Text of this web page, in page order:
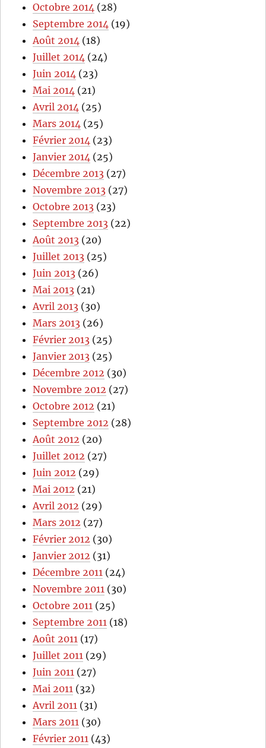
Octobre 2014 (28)
Septembre 2014 (19)
Août 2014 (18)
Juillet 2014 (24)
Juin 2014 (23)
Mai 2014 (21)
Avril 2014 (25)
Mars 2014 (25)
Février 2014 (23)
Janvier 2014 (25)
Décembre 2013 (27)
Novembre 2013 (27)
Octobre 2013 (23)
Septembre 2013 (22)
Août 2013 (20)
Juillet 2013 (25)
Juin 2013 (26)
Mai 2013 (21)
Avril 2013 (30)
Mars 2013 (26)
Février 2013 (25)
Janvier 2013 (25)
Décembre 2012 (30)
Novembre 2012 (27)
Octobre 2012 (21)
Septembre 2012 (28)
Août 2012 (20)
Juillet 2012 (27)
Juin 2012 (29)
Mai 2012 (21)
Avril 2012 (29)
Mars 2012 (27)
Février 2012 (30)
Janvier 2012 (31)
Décembre 2011 (24)
Novembre 2011 (30)
Octobre 2011 (25)
Septembre 2011 (18)
Août 2011 (17)
Juillet 2011 (29)
Juin 2011 (27)
Mai 2011 (32)
Avril 2011 (31)
Mars 2011 (30)
Février 2011 (43)